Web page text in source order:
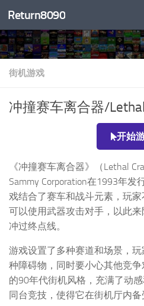
跳至内容
Return8090
街机游戏
冲撞赛车离合器/
开始
《冲撞赛车离合器》（Lethal
Sammy Corporation在1993年
戏结合了赛车和战斗元素，玩
可以使用武器攻击对手，以此
冲过终点线。
游戏设置了多种赛道和场景，
种障碍物，同时要小心其他竞
的90年代街机风格，充满了动
同台竞技，使得它在街机厅内备